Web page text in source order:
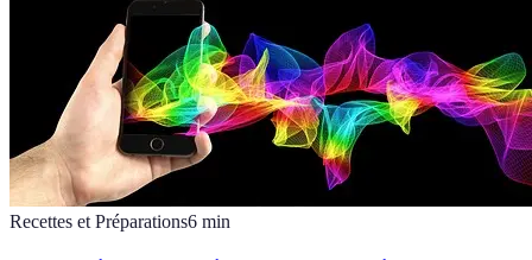
Recettes et Préparations6 min